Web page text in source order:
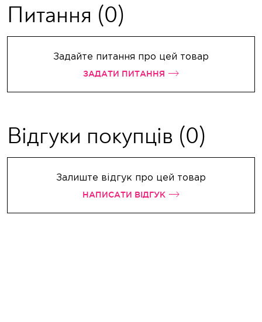
Питання (0)
Задайте питання про цей товар
ЗАДАТИ ПИТАННЯ
Відгуки покупців (0)
Залиште відгук про цей товар
НАПИСАТИ ВІДГУК